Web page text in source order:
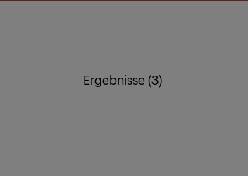
Ergebnisse (3)